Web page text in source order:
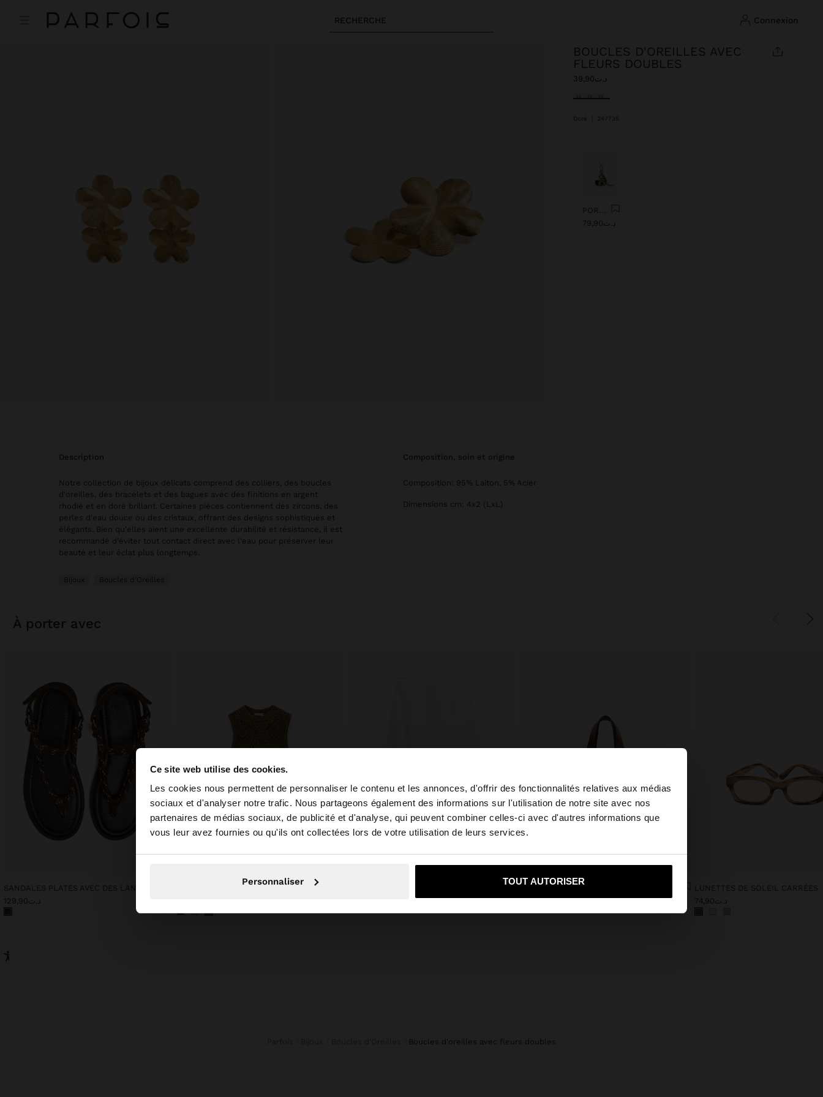
Ce site web utilise des cookies.
Les cookies nous permettent de personnaliser le contenu et les annonces, d'offrir des fonctionnalités relatives aux médias
sociaux et d'analyser notre trafic. Nous partageons également des informations sur l'utilisation de notre site avec nos
partenaires de médias sociaux, de publicité et d'analyse, qui peuvent combiner celles-ci avec d'autres informations que
vous leur avez fournies ou qu'ils ont collectées lors de votre utilisation de leurs services.
Personnaliser TOUT AUTORISER
RECHERCHE connexion
bonjour ×
Vous accédez au site depuis Tunisia. Voulez-vous parcourir notre site au United States?
Non, je souhaite rester sur Tunisia Oui, dirigez-moi vers United States
BOUCLES D'OREILLES AVEC
FLEURS DOUBLES
د.ت39,90
sélectionné(s)
Doré 247735
د.ت79,90
description
Notre collection de bijoux délicats comprend des colliers, des boucles
d'oreilles, des bracelets et des bagues avec des finitions en argent
rhodié et en doré brillant. Certaines pièces contiennent des zircons, des
perles d'eau douce ou des cristaux, offrant des designs sophistiqués et
élégants. Bien qu'elles aient une excellente durabilité et résistance, il est
recommandé d'éviter tout contact direct avec l'eau pour préserver leur
beauté et leur éclat plus longtemps.
Bijoux Boucles d'Oreilles
composition, soin et origine
Composition: 95% Laiton, 5% Acier
Dimensions cm: 4x2 (LxL)
à porter avec
د.ت129,90
TOP AVEC MAILLE POINTELLE
د.ت179,90
LUNETTES DE SOLEIL CARRÉES
د.ت74,90
boucles d'oreilles avec fleurs doubles